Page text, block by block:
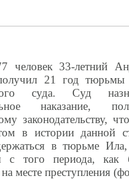
человек 33-летний
21 год
суда. Суд
наказание,
законодательству,
в истории данной
в тюрьме
с того периода, как
месте преступления